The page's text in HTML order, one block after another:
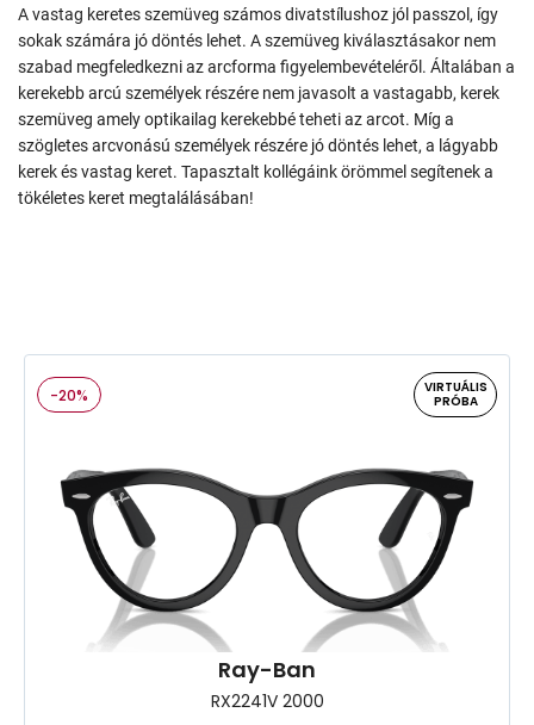
A vastag keretes szemüveg számos divatstílushoz jól passzol, így
sokak számára jó döntés lehet. A szemüveg kiválasztásakor nem
szabad megfeledkezni az arcforma figyelembevételéről. Általában a
kerekebb arcú személyek részére nem javasolt a vastagabb, kerek
szemüveg amely optikailag kerekebbé teheti az arcot. Míg a
szögletes arcvonású személyek részére jó döntés lehet, a lágyabb
kerek és vastag keret. Tapasztalt kollégáink örömmel segítenek a
tökéletes keret megtalálásában!
-20%
VIRTUÁLIS
PRÓBA
Ray-Ban
RX2241V 2000